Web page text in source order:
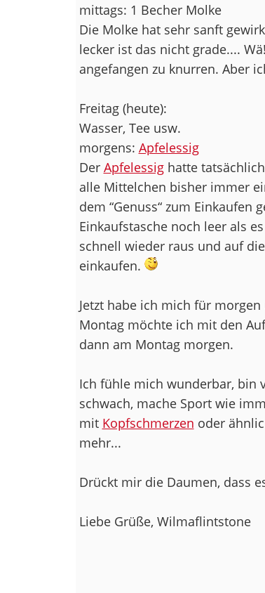
mittags: 1 Becher Molke
Die Molke hat sehr sanft
lecker ist das nicht grade....
angefangen zu knurren. Aber
Freitag (heute):
Wasser, Tee usw.
morgens: Apfelessig
Der Apfelessighatte
alle Mittelchen bisher immer
dem “Genuss“ zum Einkaufen
Einkaufstasche noch leer als
schnell wieder raus und auf
einkaufen.
Jetzt habe ich mich für
Montag möchte ich mit den
dann am Montag morgen.
Ich fühle mich wunderbar, bin
schwach, mache Sport wie
mit Kopfschmerzen oder
mehr...
Drückt mir die Daumen, dass
Liebe Grüße, Wilmaflintstone